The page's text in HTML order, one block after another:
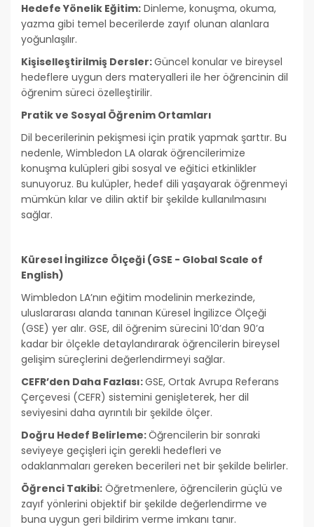
Hedefe Yönelik Eğitim: Dinleme, konuşma, okuma,
yazma gibi temel becerilerde zayıf olunan alanlara
yoğunlaşılır.
Kişiselleştirilmiş Dersler:Güncel konular ve bireysel
hedeflere uygun ders materyalleri ile her öğrencinin dil
öğrenim süreci özelleştirilir.
Pratik ve Sosyal Öğrenim Ortamları
Dil becerilerinin pekişmesi için pratik yapmak şarttır. Bu
nedenle, Wimbledon LA olarak öğrencilerimize
konuşma kulüpleri gibi sosyal ve eğitici etkinlikler
sunuyoruz. Bu kulüpler, hedef dili yaşayarak öğrenmeyi
mümkün kılar ve dilin aktif bir şekilde kullanılmasını
sağlar.
Küresel İngilizce Ölçeği (GSE - Global Scale of
English)
Wimbledon LA’nın eğitim modelinin merkezinde,
uluslararası alanda tanınan Küresel İngilizce Ölçeği
(GSE) yer alır. GSE, dil öğrenim sürecini 10’dan 90’a
kadar bir ölçekle detaylandırarak öğrencilerin bireysel
gelişim süreçlerini değerlendirmeyi sağlar.
CEFR’den Daha Fazlası:GSE, Ortak Avrupa Referans
Çerçevesi (CEFR) sistemini genişleterek, her dil
seviyesini daha ayrıntılı bir şekilde ölçer.
Doğru Hedef Belirleme:Öğrencilerin bir sonraki
seviyeye geçişleri için gerekli hedefleri ve
odaklanmaları gereken becerileri net bir şekilde belirler.
Öğrenci Takibi: Öğretmenlere, öğrencilerin güçlü ve
zayıf yönlerini objektif bir şekilde değerlendirme ve
buna uygun geri bildirim verme imkanı tanır.